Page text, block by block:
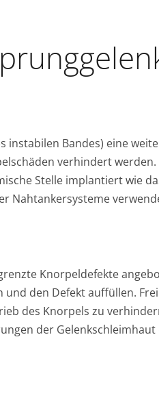
Bandes) eine
verhindert
Stelle implantiert wie
Nahtankersysteme
Knorpeldefekte
den Defekt auffüllen.
des Knorpels zu
der